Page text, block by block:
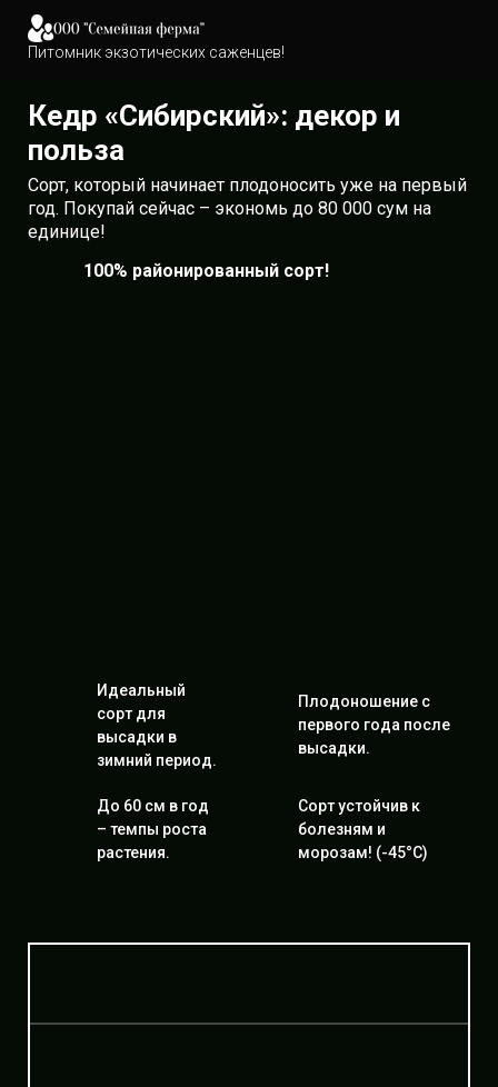
Питомник экзотических саженцев!
Кедр «Сибирский»: декор и
польза
Сорт, который начинает плодоносить уже на первый
год. Покупай сейчас – экономь до 80 000 сум на
единице!
100% районированный сорт!
Идеальный
сорт для
высадки в
зимний период.
Плодоношение с
первого года после
высадки.
До 60 см в год
– темпы роста
растения.
Сорт устойчив к
болезням и
морозам! (-45°C)